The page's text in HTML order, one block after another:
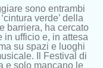
sono entrambi
verde’ della
barriera, ha cercato
in ufficio e, in attesa
su spazi e luoghi
Il Festival di
e solo mancano le